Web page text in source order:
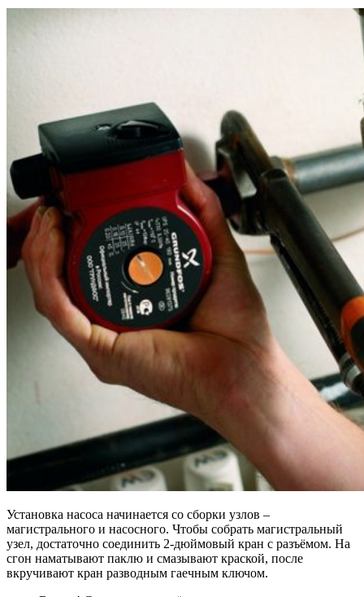
Установка насоса начинается со сборки узлов –
магистрального и насосного. Чтобы собрать магистральный
узел, достаточно соединить 2-дюймовый кран с разъёмом. На
сгон наматывают паклю и смазывают краской, после
вкручивают кран разводным гаечным ключом.